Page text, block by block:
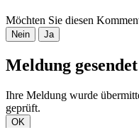
Möchten Sie diesen
Nein Ja
Meldung gesendet
Ihre Meldung wurde
geprüft.
OK